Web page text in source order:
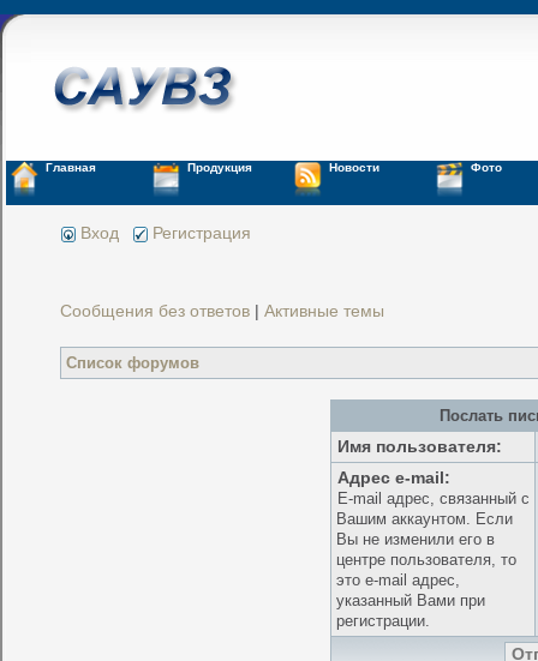
Главная Продукция Новости Фото
Вход Регистрация
Сообщения без ответов |Активные темы
Список форумов
Послать
Имя пользователя:
Адрес e-mail:
E-mail адрес, связанный с
Вашим аккаунтом. Если
Вы не изменили его в
центре пользователя, то
это e-mail адрес,
указанный Вами при
регистрации.